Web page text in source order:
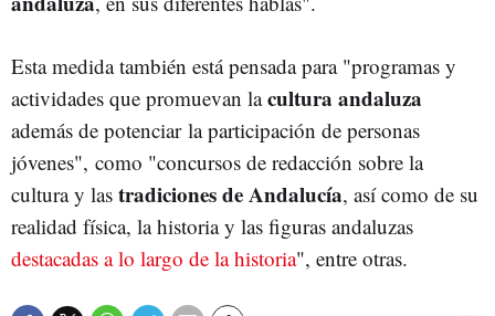
Esta medida también está pensada para "programas y
actividades que promuevan lacultura andaluza
además de potenciar la participación de personas
jóvenes", como "concursos de redacción sobre la
cultura y las tradiciones de Andalucía, así como de su
realidad física, la historia y las figuras andaluzas
destacadas a lo largo de la historia", entre otras.